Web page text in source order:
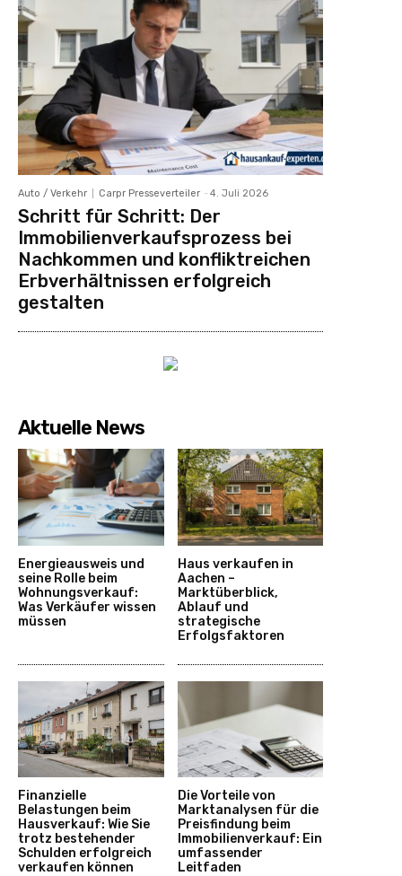
Auto / Verkehr Carpr Presseverteiler - 4. Juli 2026
Schritt für Schritt: Der
Immobilienverkaufsprozess bei
Nachkommen und konfliktreichen
Erbverhältnissen erfolgreich
gestalten
Aktuelle News
Energieausweis und
seine Rolle beim
Wohnungsverkauf:
Was Verkäufer wissen
müssen
Haus verkaufen in
Aachen –
Marktüberblick,
Ablauf und
strategische
Erfolgsfaktoren
Finanzielle
Belastungen beim
Hausverkauf: Wie Sie
trotz bestehender
Schulden erfolgreich
verkaufen können
Die Vorteile von
Marktanalysen für die
Preisfindung beim
Immobilienverkauf: Ein
umfassender
Leitfaden